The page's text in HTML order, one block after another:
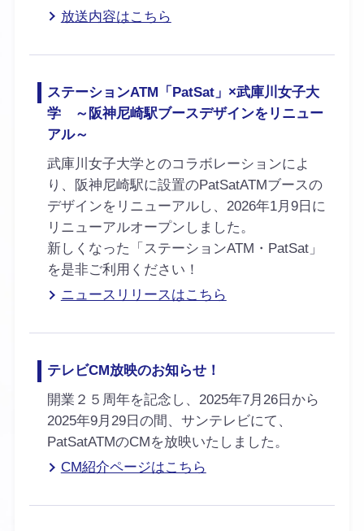
放送内容はこちら
ステーションATM「PatSat」×武庫川女子大
学 ～阪神尼崎駅ブースデザインをリニュー
アル～
武庫川女子大学とのコラボレーションによ
り、阪神尼崎駅に設置のPatSatATMブースの
デザインをリニューアルし、2026年1月9日に
リニューアルオープンしました。
新しくなった「ステーションATM・PatSat」
を是非ご利用ください！
ニュースリリースはこちら
テレビCM放映のお知らせ！
開業２５周年を記念し、2025年7月26日から
2025年9月29日の間、サンテレビにて、
PatSatATMのCMを放映いたしました。
CM紹介ページはこちら